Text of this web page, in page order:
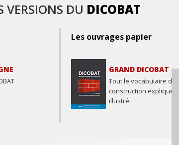
VERSIONS DU DICOBAT
Les ouvrages papier
GRAND DICOBAT
Tout le vocabulaire de la
construction expliqué et
illustré.